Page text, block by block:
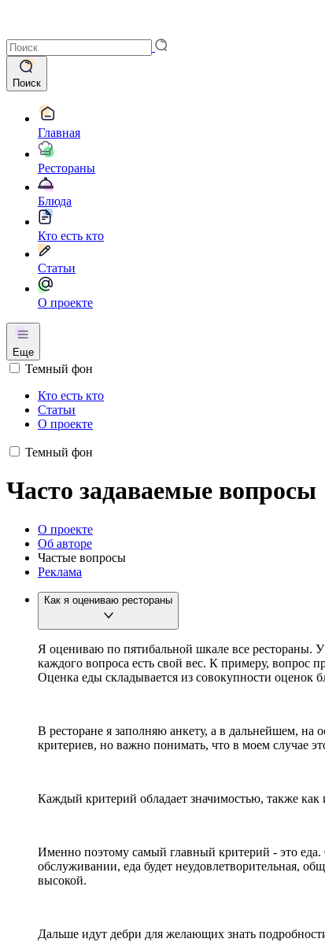
Поиск
Главная
Рестораны
Блюда
Кто есть кто
Статьи
О проекте
Еще
Темный фон
Кто есть кто
Статьи
О проекте
Темный фон
Часто задаваемые вопросы
О проекте
Об авторе
Частые вопросы
Реклама
Как я оцениваю рестораны
Я оцениваю по пятибальной шкале все рестораны.
каждого вопроса есть свой вес. К примеру, вопрос
Оценка еды складывается из совокупности оценок
В ресторане я заполняю анкету, а в дальнейшем, на
критериев, но важно понимать, что в моем случае
Каждый критерий обладает значимостью, также
Именно поэтому самый главный критерий - это еда.
обслуживании, еда будет неудовлетворительная,
высокой.
Дальше идут дебри для желающих знать